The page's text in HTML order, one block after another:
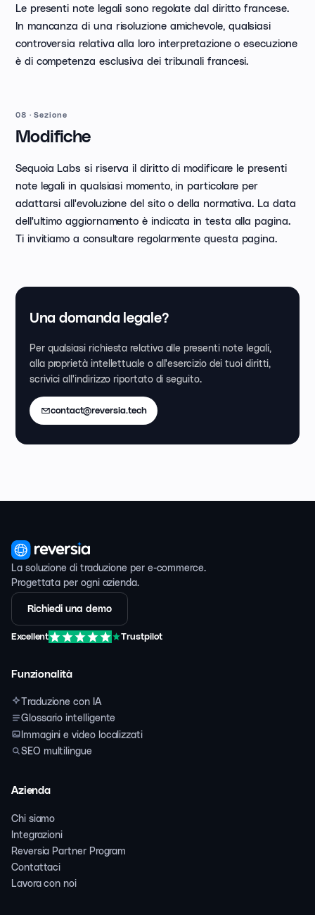
Le presenti note legali sono regolate dal diritto francese.
In mancanza di una risoluzione amichevole, qualsiasi
controversia relativa alla loro interpretazione o esecuzione
è di competenza esclusiva dei tribunali francesi.
08 ·Sezione
Modifiche
Sequoia Labs si riserva il diritto di modificare le presenti
note legali in qualsiasi momento, in particolare per
adattarsi all'evoluzione del sito o della normativa. La data
dell'ultimo aggiornamento è indicata in testa alla pagina.
Ti invitiamo a consultare regolarmente questa pagina.
Una domanda legale?
Per qualsiasi richiesta relativa alle presenti note legali,
alla proprietà intellettuale o all'esercizio dei tuoi diritti,
scrivici all'indirizzo riportato di seguito.
contact@reversia.tech
La soluzione di traduzione per e-commerce.
Progettata per ogni azienda.
Richiedi una demo
Excellent Trustpilot
Funzionalità
Traduzione con IA
Glossario intelligente
Immagini e video localizzati
SEO multilingue
Azienda
Chi siamo
Integrazioni
Reversia Partner Program
Contattaci
Lavora con noi